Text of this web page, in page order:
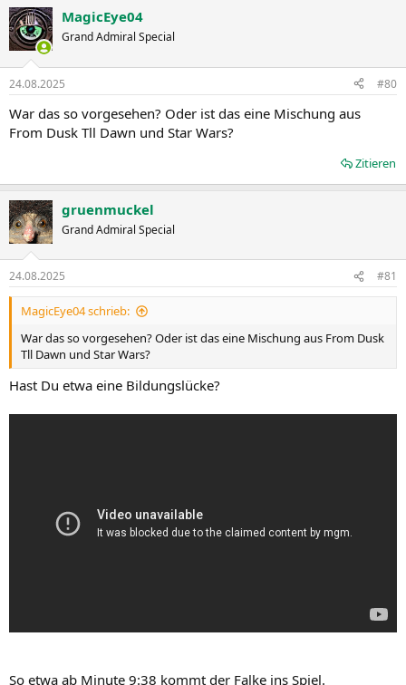
MagicEye04
Grand Admiral Special
24.08.2025 #80
War das so vorgesehen? Oder ist das eine Mischung aus
From Dusk Tll Dawn und Star Wars?
Zitieren
gruenmuckel
Grand Admiral Special
24.08.2025 #81
MagicEye04 schrieb:
War das so vorgesehen? Oder ist das eine Mischung aus From Dusk
Tll Dawn und Star Wars?
Hast Du etwa eine Bildungslücke?
So etwa ab Minute 9:38 kommt der Falke ins Spiel.